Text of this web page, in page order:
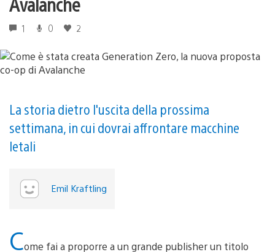
1 0 2
La storia dietro l'uscita della prossima
settimana, in cui dovrai affrontare macchine
letali
Emil Kraftling
Come fai a proporre a un grande publisher un titolo